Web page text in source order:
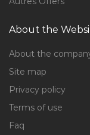
About the
About the
Site map
Privacy policy
Terms of use
Faq